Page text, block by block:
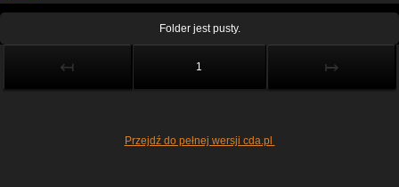
Folder jest pusty.
↤ 1 ↦
Przejdź do pełnej wersji cda.pl